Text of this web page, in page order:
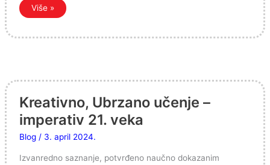
Više »
Kreativno, Ubrzano učenje –
imperativ 21. veka
Blog/ 3. april 2024.
Izvanredno saznanje, potvrđeno naučno dokazanim
Ubrzano
imperativ
21.
veka